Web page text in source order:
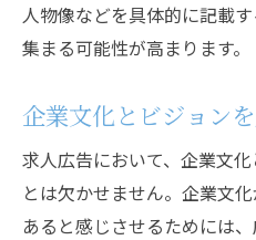
人物像などを具体的に記載
集まる可能性が高まります。
企業文化とビジョン
求人広告において、企業文
とは欠かせません。企業文
あると感じさせるためには